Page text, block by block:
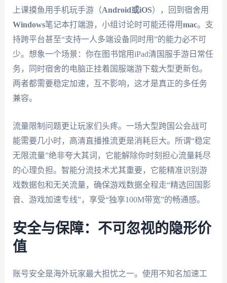
上课摸鱼用手机玩手游（Android或iOS），回到宿舍用
Windows笔记本打端游，小组讨论时可能还得用mac。支
持跨平台甚至“支持一人多端设备同时用”的能力必不可
少。想象一个场景：你在图书馆用iPad清国服手游日常任
务，同时宿舍的电脑正挂着国服端游下载大型更新包。
两者都需要稳定加速，互不影响，这才是真正的多任务
兼容。
流量限制问题更让玩家们头疼。一场大型跨国公会战可
能需要几小时，高清直播推流更是消耗巨大。所谓“稳定
无限流量”绝非夸大其词，它能解除你时刻担心流量耗尽
的心理负担。智能分流技术尤其重要，它能精准识别游
戏数据包和无关流量，确保游戏数据全程走“精选回国影
音、游戏加速专线”，享受“独享100M带宽”的畅通感。
安全与保障：不可忽视的隐形价
值
账号安全是海外玩家最大担忧之一。使用不知名加速工